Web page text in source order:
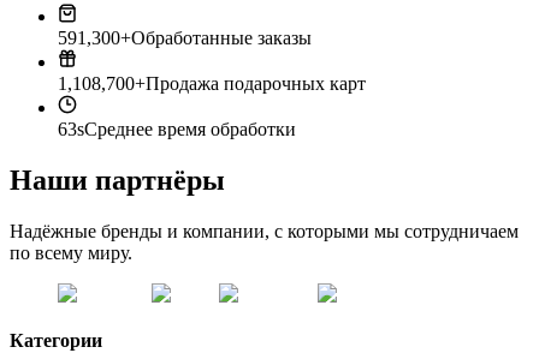
591,300+Обработанные заказы
1,108,700+Продажа подарочных карт
63sСреднее время обработки
Наши партнёры
Надёжные бренды и компании, с которыми мы сотрудничаем
по всему миру.
Категории